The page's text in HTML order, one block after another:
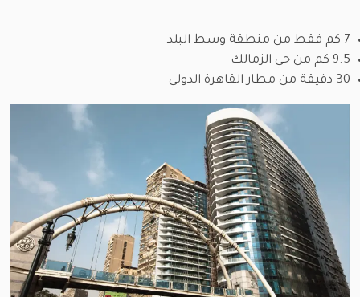
7 كم فقط من منطقة وسط البلد
9.5 كم من حي الزمالك
30 دقيقة من مطار القاهرة الدولي